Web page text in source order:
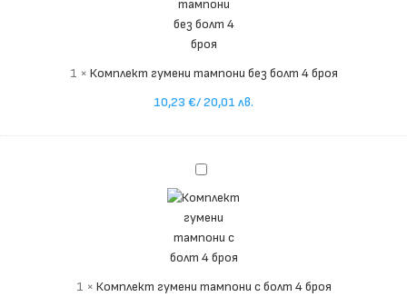
броя
1 × Комплект гумени тампони без болт 4 броя
10,23 €/ 20,01 лв.
Комплект
броя
1 × Комплект гумени тампони с болт 4 броя